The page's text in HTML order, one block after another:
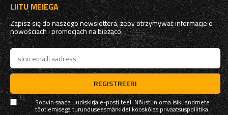
LIITU MEIEGA
Zapisz się do naszego newslettera, żeby otrzymywać informacje o
nowościach i promocjach na bieżąco.
REGISTREERI
Soovin saada uudiskirja e-posti teel. Nõustun oma isikuandmete
töötlemisega turunduseesmärkidel kooskõlasprivaatsuspoliitika